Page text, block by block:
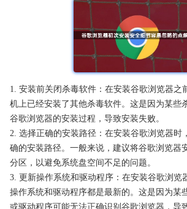
1. 安装前关闭杀毒软件：在安装谷歌浏览器之
机上已经安装了其他杀毒软件。这是因为某些
谷歌浏览器的安装过程，导致安装失败。
2. 选择正确的安装路径：在安装谷歌浏览器时
确的安装路径。一般来说，建议将谷歌浏览器
分区，以避免系统盘空间不足的问题。
3. 更新操作系统和驱动程序：在安装谷歌浏览
操作系统和驱动程序都是最新的。这是因为某
或驱动程序可能无法正确识别谷歌浏览器，导